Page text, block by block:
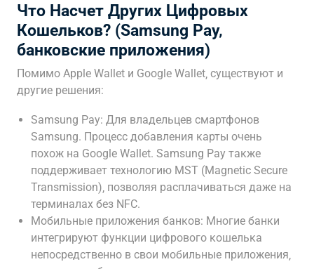
Что Насчет Других Цифровых
Кошельков? (Samsung Pay‚
банковские приложения)
Помимо Apple Wallet и Google Wallet‚ существуют и
другие решения:
Samsung Pay: Для владельцев смартфонов
Samsung. Процесс добавления карты очень
похож на Google Wallet. Samsung Pay также
поддерживает технологию MST (Magnetic Secure
Transmission)‚ позволяя расплачиваться даже на
терминалах без NFC.
Мобильные приложения банков: Многие банки
интегрируют функции цифрового кошелька
непосредственно в свои мобильные приложения‚